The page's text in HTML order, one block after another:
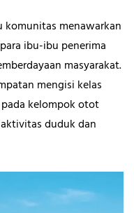
komunitas menawarkan
ibu-ibu penerima
masyarakat.
mengisi kelas
kelompok otot
duduk dan